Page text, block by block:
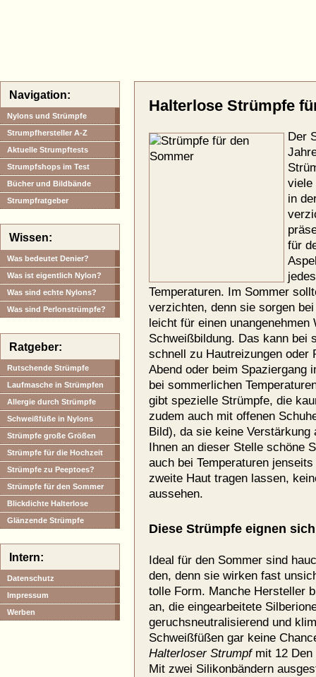
Halterlose Strümpfe
Der
viele
in
für
Temperaturen. Im Sommer
verzichten, denn sie sorgen
leicht für einen
Schweißbildung. Das kann bei
schnell zu Hautreizungen oder
Abend oder beim Spaziergang
bei sommerlichen
gibt spezielle Strümpfe, die
zudem auch mit offenen
Bild), da sie keine
Ihnen an dieser Stelle schöne
auch bei Temperaturen
zweite Haut tragen lassen,
aussehen.
Diese Strümpfe eignen
Ideal für den Sommer sind
den, denn sie wirken fast
tolle Form. Manche Hersteller
an, die eingearbeitete
geruchsneutralisierend und
Schweißfüßen gar keine
Halterloser Strumpfmit 12 Den
Mit zwei Silikonbändern
Navigation:
Nylons und Strümpfe
Strumpfhersteller A-Z
Aktuelle Strumpftests
Strumpfshops im Test
Bücher und Bildbände
Strumpfratgeber
Wissen:
Was bedeutet Denier?
Was ist eigentlich Nylon?
Was sind echte Nylons?
Was sind Perlonstrümpfe?
Ratgeber:
Rutschende Strümpfe
Laufmasche in Strümpfen
Allergie durch Strümpfe
Schweißfüße in Nylons
Strümpfe große Größen
Strümpfe für die Hochzeit
Strümpfe zu Peeptoes?
Strümpfe für den Sommer
Blickdichte Halterlose
Glänzende Strümpfe
Intern:
Datenschutz
Impressum
Werben